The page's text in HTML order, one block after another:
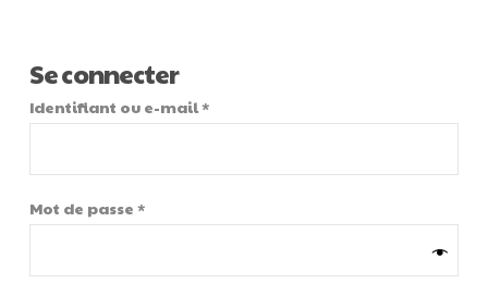
Se connecter
Identifiant ou e-mail*Obligatoire
Mot de passe *Obligatoire